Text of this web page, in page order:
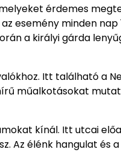
érdemes
esemény minden
a királyi gárda
Itt található a
műalkotásokat
kínál. Itt utcai
Az élénk hangulat és